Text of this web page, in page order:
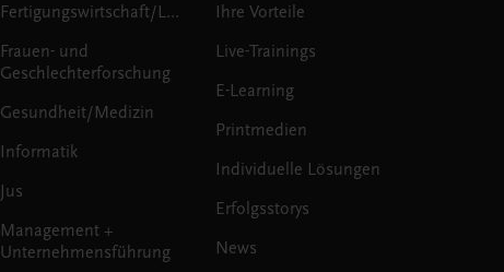
Fertigungswirtschaft/Logistik
Frauen- und
Geschlechterforschung
Gesundheit/Medizin
Informatik
Jus
Management +
Unternehmensführung
Ihre Vorteile
Live-Trainings
E-Learning
Printmedien
Individuelle Lösungen
Erfolgsstorys
News